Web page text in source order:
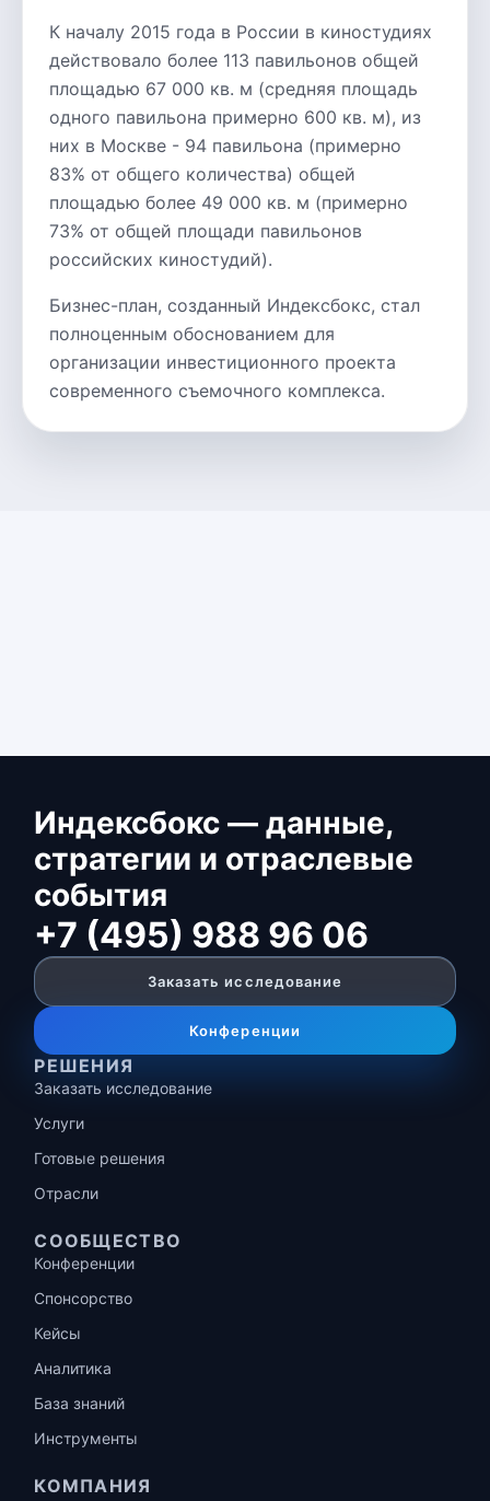
К началу 2015 года в России в киностудиях
действовало более 113 павильонов общей
площадью 67 000 кв. м (средняя площадь
одного павильона примерно 600 кв. м), из
них в Москве - 94 павильона (примерно
83% от общего количества) общей
площадью более 49 000 кв. м (примерно
73% от общей площади павильонов
российских киностудий).
Бизнес-план, созданный Индексбокс, стал
полноценным обоснованием для
организации инвестиционного проекта
современного съемочного комплекса.
Индексбокс — данные,
стратегии и отраслевые
события
+7 (495) 988 96 06
Заказать исследование
Конференции
РЕШЕНИЯ
Заказать исследование
Услуги
Готовые решения
Отрасли
СООБЩЕСТВО
Конференции
Спонсорство
Кейсы
Аналитика
База знаний
Инструменты
КОМПАНИЯ